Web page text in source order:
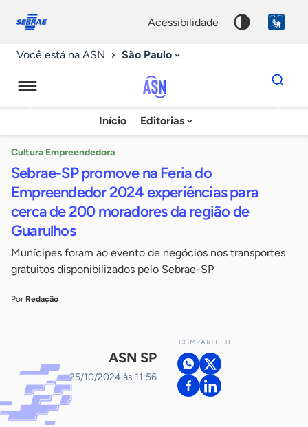
conosco
acessibilidade
Você está na ASN São Paulo
Agência
Sebrae
Notícias
Início Editorias
Dados
para
chave
Cultura Empreendedora
Sebrae-SP promove na Feria do
Empreendedor 2024 experiências para
cerca de 200 moradores da região de
Guarulhos
Munícipes foram ao evento de negócios nos transportes
gratuitos disponibilizados pelo Sebrae-SP
Por Redação
ASN SP
25/10/2024 às 11:56
COMPARTILHE